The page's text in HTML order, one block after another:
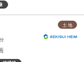
土 地